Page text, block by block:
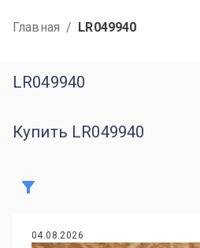
Главная / LR049940
LR049940
Купить LR049940
04.08.2026